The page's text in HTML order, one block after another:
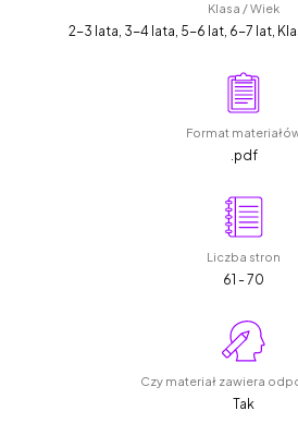
Klasa / Wiek
2-3 lata, 3-4 lata, 5-6 lat, 6-7 lat,
Format
.pdf
Liczba stron
61 - 70
Czy materiał zawiera
Tak